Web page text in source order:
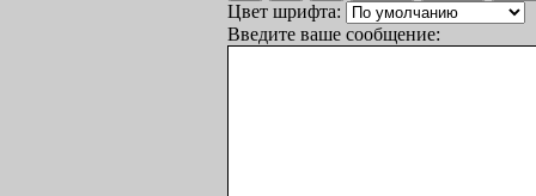
Цвет шрифта:
Введите ваше сообщение: